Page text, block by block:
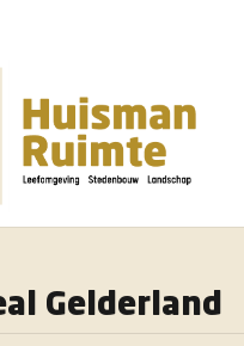
Gelderland